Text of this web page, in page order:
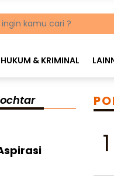
HUKUM & KRIMINAL
1